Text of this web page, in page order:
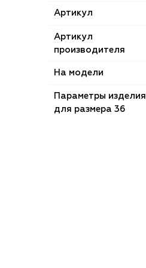
Артикул
Артикул
производителя
На модели
Параметры изделия
для размера 36